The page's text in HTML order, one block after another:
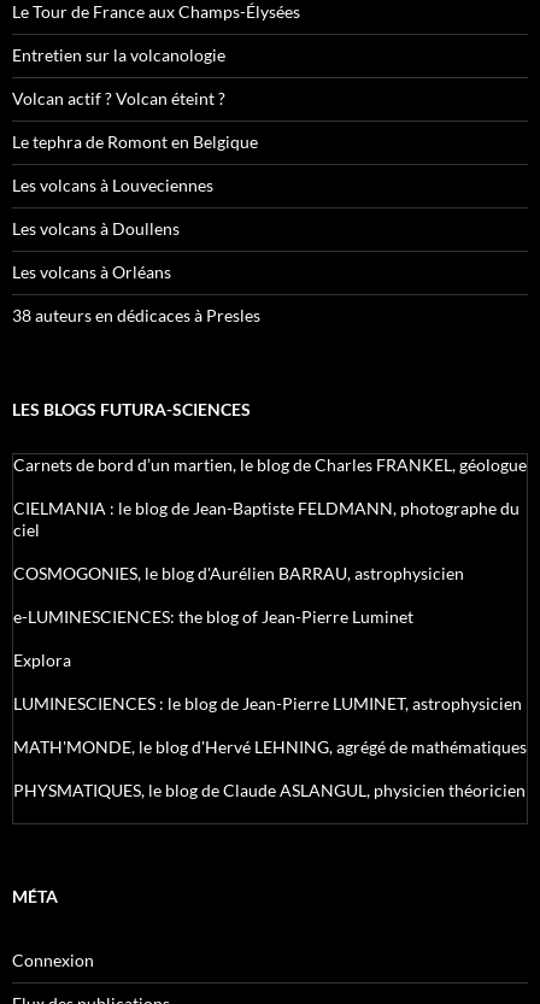
Le Tour de France aux Champs-Élysées
Entretien sur la volcanologie
Volcan actif ? Volcan éteint ?
Le tephra de Romont en Belgique
Les volcans à Louveciennes
Les volcans à Doullens
Les volcans à Orléans
38 auteurs en dédicaces à Presles
LES BLOGS FUTURA-SCIENCES
Carnets de bord d’un martien, le blog de Charles FRANKEL, géologue
CIELMANIA : le blog de Jean-Baptiste FELDMANN, photographe du
ciel
COSMOGONIES, le blog d'Aurélien BARRAU, astrophysicien
e-LUMINESCIENCES: the blog of Jean-Pierre Luminet
Explora
LUMINESCIENCES : le blog de Jean-Pierre LUMINET, astrophysicien
MATH'MONDE, le blog d'Hervé LEHNING, agrégé de mathématiques
PHYSMATIQUES, le blog de Claude ASLANGUL, physicien théoricien
MÉTA
Connexion